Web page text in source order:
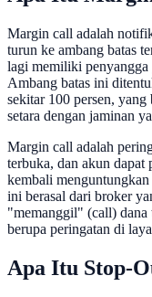
Margin call adalah
turun ke ambang batas
lagi memiliki penyangga
Ambang batas ini
sekitar 100 persen,
setara dengan jaminan
Margin call adalah
terbuka, dan akun dapat
kembali
ini berasal dari broker
"memanggil" (call) dana
berupa peringatan di
Apa Itu Stop-